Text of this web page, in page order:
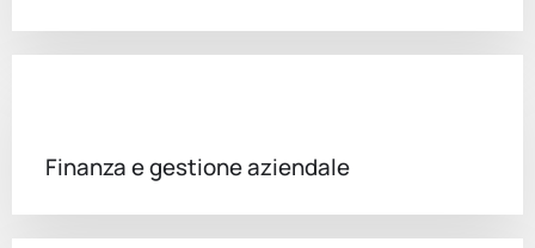
Finanza e gestione aziendale